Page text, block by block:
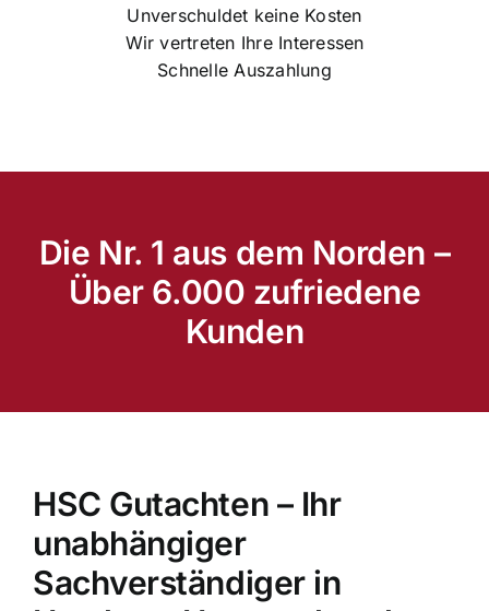
Unverschuldet keine Kosten
Wir vertreten Ihre Interessen
Schnelle Auszahlung
Die Nr. 1 aus dem Norden –
Über 6.000 zufriedene
Kunden
HSC Gutachten – Ihr
unabhängiger
Sachverständiger in